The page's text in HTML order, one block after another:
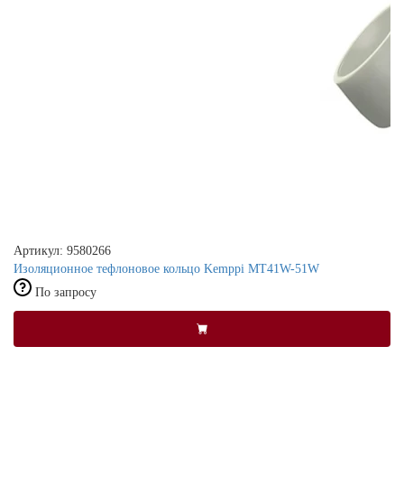
Артикул: 9580266
Изоляционное тефлоновое кольцо Kemppi MT41W-51W
По запросу